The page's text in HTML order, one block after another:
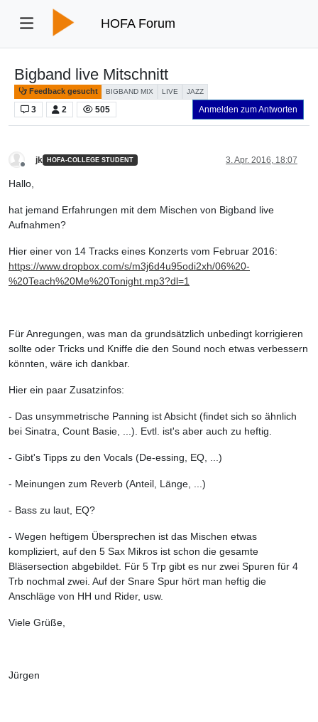
HOFA Forum
Bigband live Mitschnitt
Feedback gesucht BIGBAND MIX LIVE JAZZ
3 2 505 Anmelden zum Antworten
Offline
jk HOFA-COLLEGE STUDENT 3. Apr. 2016, 18:07
Hallo,
hat jemand Erfahrungen mit dem Mischen von Bigband live
Aufnahmen?
Hier einer von 14 Tracks eines Konzerts vom Februar 2016:
https://www.dropbox.com/s/m3j6d4u95odi2xh/06%20-
%20Teach%20Me%20Tonight.mp3?dl=1
Für Anregungen, was man da grundsätzlich unbedingt korrigieren
sollte oder Tricks und Kniffe die den Sound noch etwas verbessern
könnten, wäre ich dankbar.
Hier ein paar Zusatzinfos:
- Das unsymmetrische Panning ist Absicht (findet sich so ähnlich
bei Sinatra, Count Basie, ...). Evtl. ist's aber auch zu heftig.
- Gibt's Tipps zu den Vocals (De-essing, EQ, ...)
- Meinungen zum Reverb (Anteil, Länge, ...)
- Bass zu laut, EQ?
- Wegen heftigem Übersprechen ist das Mischen etwas
kompliziert, auf den 5 Sax Mikros ist schon die gesamte
Bläsersection abgebildet. Für 5 Trp gibt es nur zwei Spuren für 4
Trb nochmal zwei. Auf der Snare Spur hört man heftig die
Anschläge von HH und Rider, usw.
Viele Grüße,
Jürgen